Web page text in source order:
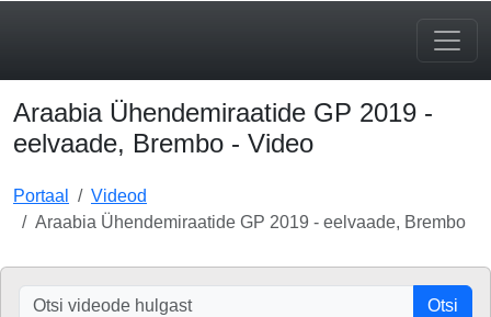
Araabia Ühendemiraatide GP 2019 -
eelvaade, Brembo - Video
Portaal
Videod
Araabia Ühendemiraatide GP 2019 - eelvaade, Brembo
Otsi